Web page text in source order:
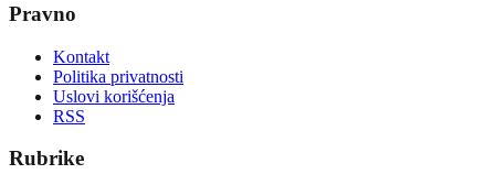
Pravno
Kontakt
Politika privatnosti
Uslovi korišćenja
RSS
Rubrike